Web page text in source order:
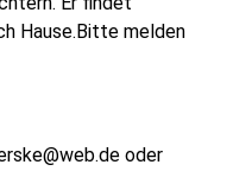
Hause.Bitte melden
oder